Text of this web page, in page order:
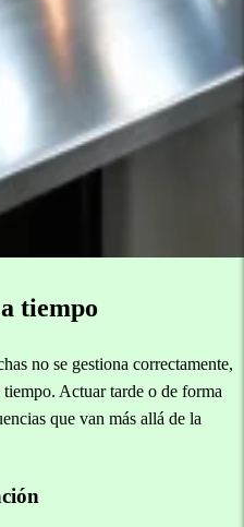
tiempo
no se gestiona correctamente,
Actuar tarde o de forma
que van más allá de la